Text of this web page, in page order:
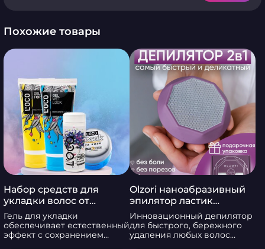
Похожие товары
Набор средств для
укладки волос от
сербского бренда L’OCO
Гель для укладки
обеспечивает естественный
эффект с сохранением
Olzori наноабразивный
эпилятор ластик
депилятор Diamond Skin
Инновационный депилятор
для быстрого, бережного
удаления любых волос